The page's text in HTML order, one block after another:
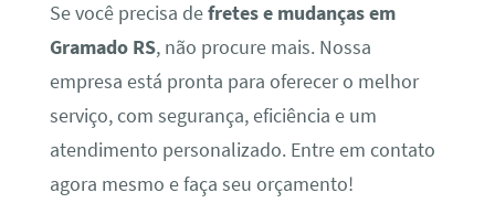
Se você precisa defretes e mudanças em
Gramado RS, não procure mais. Nossa
empresa está pronta para oferecer o melhor
serviço, com segurança, eficiência e um
atendimento personalizado. Entre em contato
agora mesmo e faça seu orçamento!